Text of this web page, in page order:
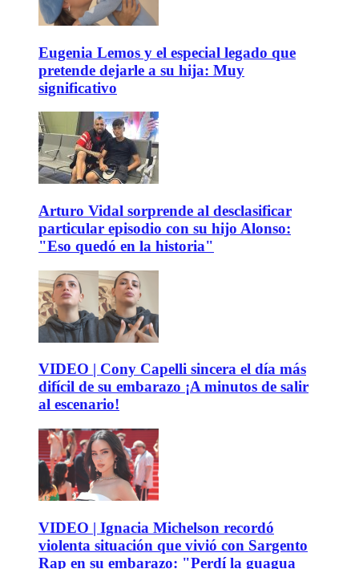
Eugenia Lemos y el especial legado que
pretende dejarle a su hija: Muy
significativo
Arturo Vidal sorprende al desclasificar
particular episodio con su hijo Alonso:
"Eso quedó en la historia"
VIDEO | Cony Capelli sincera el día más
difícil de su embarazo ¡A minutos de salir
al escenario!
VIDEO | Ignacia Michelson recordó
violenta situación que vivió con Sargento
Rap en su embarazo: "Perdí la guagua